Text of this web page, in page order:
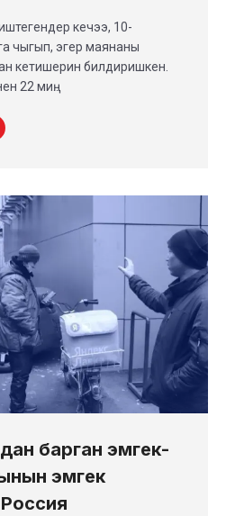
кечээ, 10-
чыгып, эгер маянаны
кетишерин билдиришкен.
22 миң…
барган эмгек-
эмгек